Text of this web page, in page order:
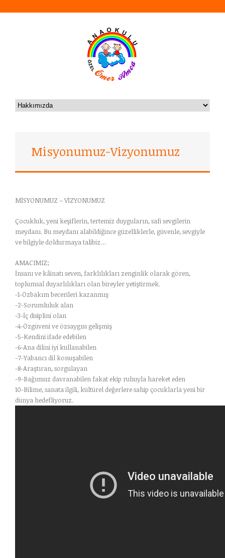
Misyonumuz-Vizyonumuz
MİSYONUMUZ – VİZYONUMUZ
Çocukluk, yeni keşiflerin, tertemiz duyguların, safi sevgilerin
meydanı. Bu meydanı alabildiğince güzelliklerle, güvenle, sevgiyle
ve bilgiyle doldurmaya talibiz…
AMACIMIZ;
İnsanı ve kâinatı seven, farklılıkları zenginlik olarak gören,
toplumsal duyarlılıkları olan bireyler yetiştirmek.
-1-Özbakım becerileri kazanmış
-2-Sorumluluk alan
-3-İç disiplini olan
-4-Özgüveni ve özsaygısı gelişmiş
-5-Kendini ifade edebilen
-6-Ana dilini iyi kullanabilen
-7-Yabancı dil konuşabilen
-8-Araştıran, sorgulayan
-9-Bağımsız davranabilen fakat ekip ruhuyla hareket eden
10-Bilime, sanata ilgili, kültürel değerlere sahip çocuklarla yeni bir
dünya hedefliyoruz.